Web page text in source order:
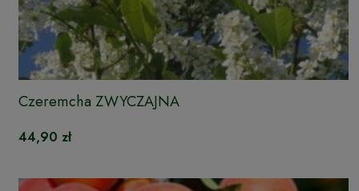
Czeremcha ZWYCZAJNA
44,90 zł